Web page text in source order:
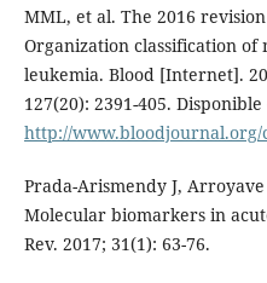
MML, et al. The 2016
Organization classification of
leukemia. Blood [Internet].
127(20): 2391-405. Disponible
http://www.bloodjournal.org/
Prada-Arismendy J,
Molecular biomarkers in
Rev. 2017; 31(1): 63-76.